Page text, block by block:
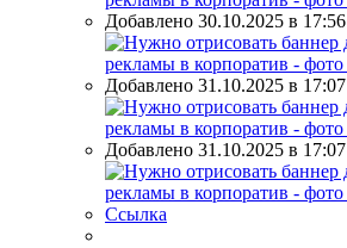
Добавлено 30.10.2025 в 17:56
Добавлено 31.10.2025 в 17:07
Добавлено 31.10.2025 в 17:07
Ссылка